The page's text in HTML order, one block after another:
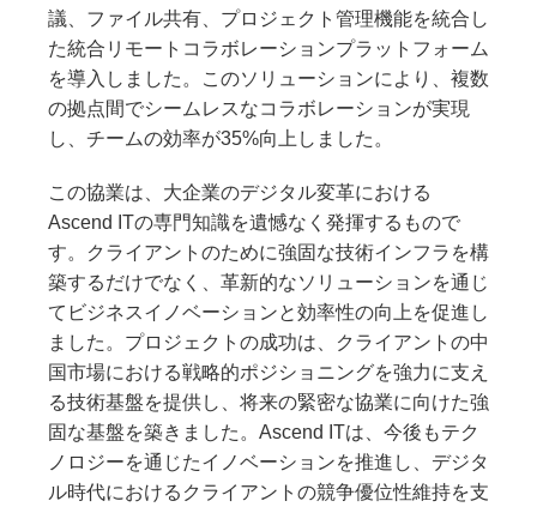
議、ファイル共有、プロジェクト管理機能を統合し
た統合リモートコラボレーションプラットフォーム
を導入しました。このソリューションにより、複数
の拠点間でシームレスなコラボレーションが実現
し、チームの効率が35%向上しました。
この協業は、大企業のデジタル変革における
Ascend ITの専門知識を遺憾なく発揮するもので
す。クライアントのために強固な技術インフラを構
築するだけでなく、革新的なソリューションを通じ
てビジネスイノベーションと効率性の向上を促進し
ました。プロジェクトの成功は、クライアントの中
国市場における戦略的ポジショニングを強力に支え
る技術基盤を提供し、将来の緊密な協業に向けた強
固な基盤を築きました。Ascend ITは、今後もテク
ノロジーを通じたイノベーションを推進し、デジタ
ル時代におけるクライアントの競争優位性維持を支